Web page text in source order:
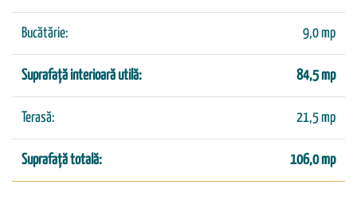
Bucătărie: 9,0 mp
Suprafață interioară utilă: 84,5 mp
Terasă: 21,5 mp
Suprafață totală: 106,0 mp